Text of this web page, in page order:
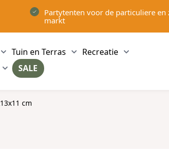
Partytenten voor de particuliere en
markt
Show submenu for Partytenten category
Tuin en Terras
Show submenu for
Recreatie
Show
Show submenu for Voor in Huis category
SALE
cm